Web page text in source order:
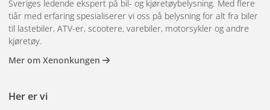
Materiale: Stål
Universell passform
4. Runde ekstra lysbjelker – 2-
Denne stabiliserende ekstralysbraketten reduserer
Sveriges ledende ekspert på bil- og kjøretøybelysning. Med flere
tiår med erfaring spesialiserer vi oss på belysning for alt fra biler
til lastebiler, ATV-er, scootere, varebiler, motorsykler og andre
kjøretøy.
Mer om Xenonkungen
Her er vi